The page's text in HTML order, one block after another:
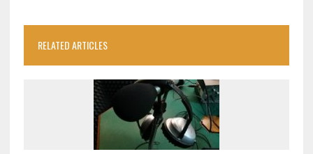
RELATED ARTICLES